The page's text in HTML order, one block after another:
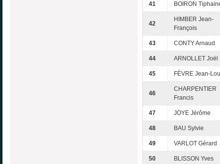
41 BOIRON
42
HIMBER Jean-
François
43 CONTY Arnaud
44 ARNOLLET Joël
45 FÈVRE Jean-
46
CHARPENTIER
Francis
47 JOYE Jérôme
48 BAU Sylvie
49 VARLOT Gérard
50 BLISSON Yves